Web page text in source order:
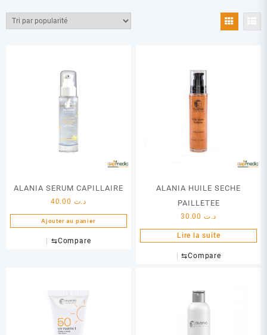
ALANIA SERUM CAPILLAIRE
د.ت
Ajouter au panier
⇆Compare
ALANIA HUILE SECHE
PAILLETEE
د.ت
Lire la suite
⇆Compare